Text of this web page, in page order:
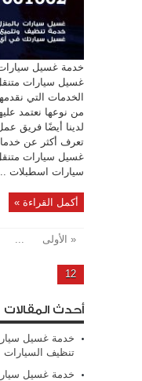
خدمة غسيل سيارات
غسيل سيارات
الخدمات التي
من نوعها نعتمد
لدينا أيضًا فريق
تعرف أكثر عن
غسيل سيارات
سيارات اسطبلات ...
أكمل القراءة »
« الأولى
12
أحدث المقالات
تنظيف السيارات
خدمة غسيل